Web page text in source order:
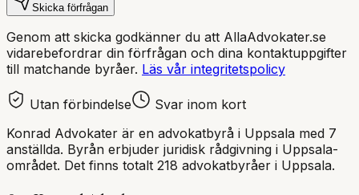
Skicka förfrågan
Genom att skicka godkänner du att AllaAdvokater.se
vidarebefordrar din förfrågan och dina kontaktuppgifter
till matchande byråer. Läs vår integritetspolicy
Utan förbindelse
Svar inom kort
Konrad Advokater är en advokatbyrå i Uppsala med 7
anställda. Byrån erbjuder juridisk rådgivning i Uppsala-
området. Det finns totalt 218 advokatbyråer i Uppsala.